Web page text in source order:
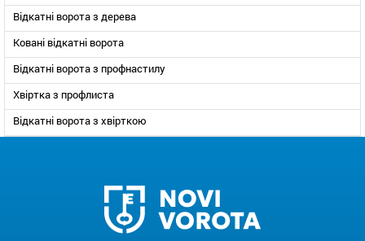
Відкатні ворота з дерева
Ковані відкатні ворота
Відкатні ворота з профнастилу
Хвіртка з профлиста
Відкатні ворота з хвірткою